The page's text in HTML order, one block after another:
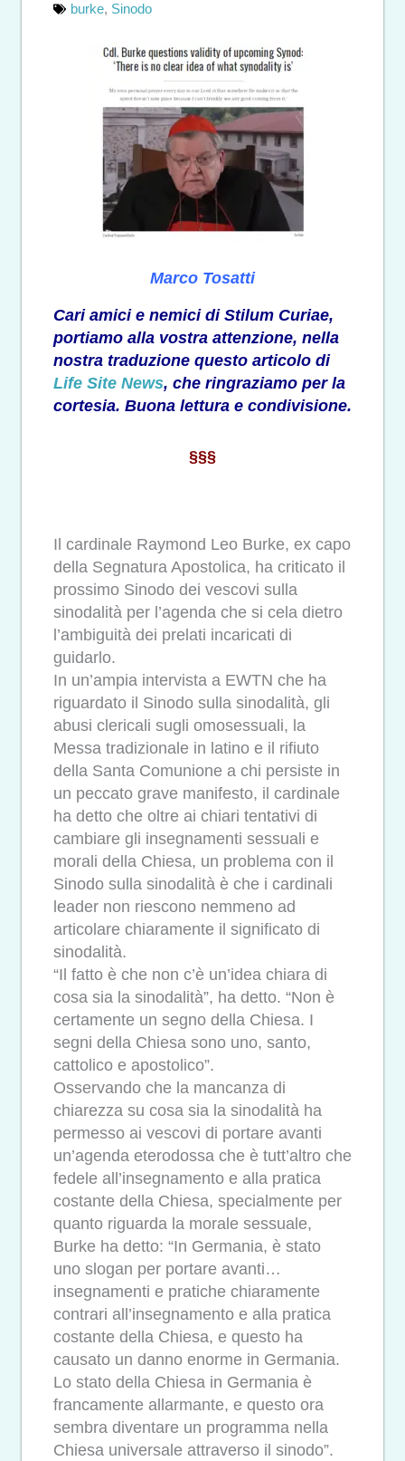
burke, Sinodo
Marco Tosatti
Cari amici e nemici di Stilum Curiae,
portiamo alla vostra attenzione, nella
nostra traduzione questo articolo di
Life Site News, che ringraziamo per la
cortesia. Buona lettura e condivisione.
§§§
Il cardinale Raymond Leo Burke, ex capo
della Segnatura Apostolica, ha criticato il
prossimo Sinodo dei vescovi sulla
sinodalità per l’agenda che si cela dietro
l’ambiguità dei prelati incaricati di
guidarlo.
In un’ampia intervista a EWTN che ha
riguardato il Sinodo sulla sinodalità, gli
abusi clericali sugli omosessuali, la
Messa tradizionale in latino e il rifiuto
della Santa Comunione a chi persiste in
un peccato grave manifesto, il cardinale
ha detto che oltre ai chiari tentativi di
cambiare gli insegnamenti sessuali e
morali della Chiesa, un problema con il
Sinodo sulla sinodalità è che i cardinali
leader non riescono nemmeno ad
articolare chiaramente il significato di
sinodalità.
“Il fatto è che non c’è un’idea chiara di
cosa sia la sinodalità”, ha detto. “Non è
certamente un segno della Chiesa. I
segni della Chiesa sono uno, santo,
cattolico e apostolico”.
Osservando che la mancanza di
chiarezza su cosa sia la sinodalità ha
permesso ai vescovi di portare avanti
un’agenda eterodossa che è tutt’altro che
fedele all’insegnamento e alla pratica
costante della Chiesa, specialmente per
quanto riguarda la morale sessuale,
Burke ha detto: “In Germania, è stato
uno slogan per portare avanti…
insegnamenti e pratiche chiaramente
contrari all’insegnamento e alla pratica
costante della Chiesa, e questo ha
causato un danno enorme in Germania.
Lo stato della Chiesa in Germania è
francamente allarmante, e questo ora
sembra diventare un programma nella
Chiesa universale attraverso il sinodo”.